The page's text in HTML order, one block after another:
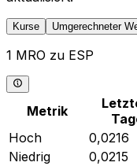
Kurse Umgerechneter
1 MRO zu ESP
Metrik
Hoch
0,0216
Niedrig
0,0215